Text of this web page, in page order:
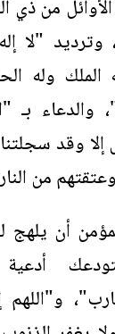
من ذي
وترديد "لا
الملك وله
بـ
إلا وقد
من
أن يلهج